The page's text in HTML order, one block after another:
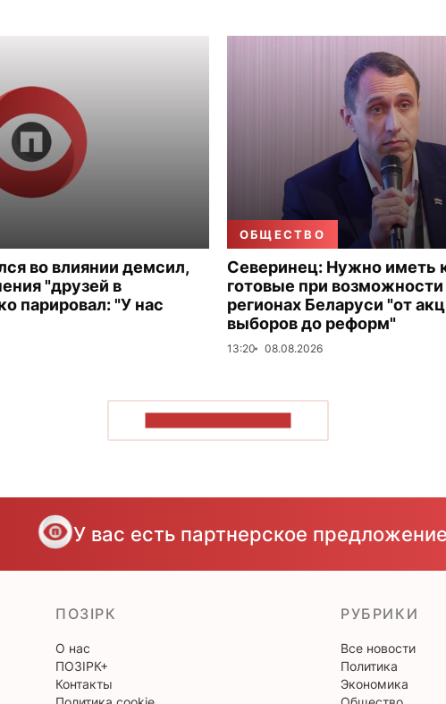
во влиянии демсил,
"друзей в
парировал: "У нас
ОБЩЕСТВО
Северинец: Нужно иметь
готовые при возможности
регионах Беларуси "от
выборов до реформ"
13:20 08.08.2026
У вас есть партнерское
ПОЗІРК
О нас
ПОЗІРК+
Контакты
РУБРИКИ
Все новости
Политика
Экономика